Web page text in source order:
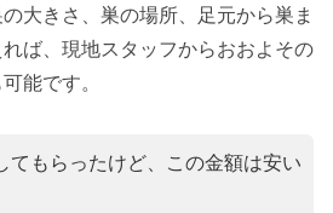
大きさ、巣の場所、足元から巣ま
ば、現地スタッフからおおよその
能です。
てもらったけど、この金額は安い